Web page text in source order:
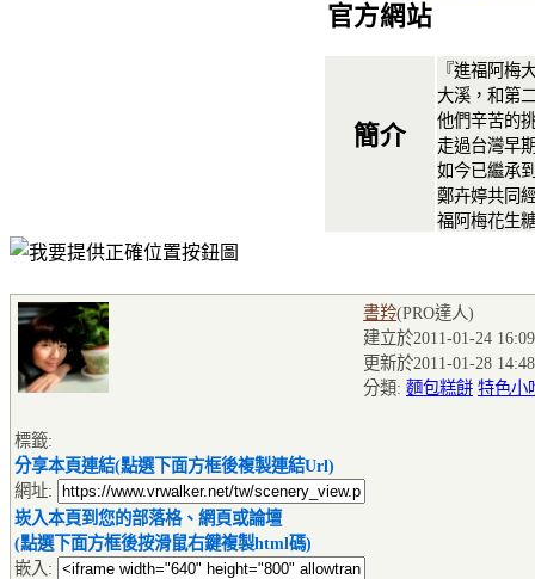
官方網站
簡介
『進福阿梅
大溪，和第
他們辛苦的
走過台灣早
如今已繼承
鄭卉婷共同
福阿梅花生
書羚(PRO達人)
建立於2011-01-24
更新於2011-01-28
分類: 麵包糕餅 特色小
標籤:
分享本頁連結(點選下面方框後複製連結Url)
網址:
崁入本頁到您的部落格、網頁或論壇
(點選下面方框後按滑鼠右鍵複製html碼)
嵌入: